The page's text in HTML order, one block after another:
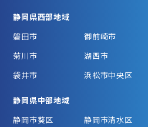
静岡県西部地域
磐田市
御前崎市
菊川市
湖西市
袋井市
浜松市中央区
静岡県中部地域
静岡市葵区
静岡市清水区